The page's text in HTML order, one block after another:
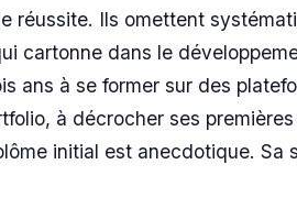
réussite. Ils omettent
cartonne dans le
ans à se former sur des
à décrocher ses
initial est anecdotique.